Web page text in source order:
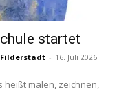
startet
- 16. Juli 2026
heißt malen, zeichnen,